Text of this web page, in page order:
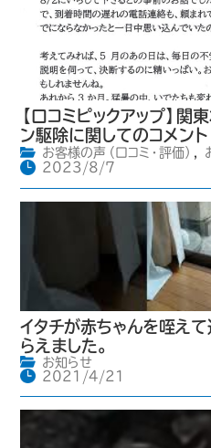
【口コミピックアップ】関
ン駆除に関してのコメント
お客様の声（口コミ・評価） ,
2023/8/7
イタチが赤ちゃんを咥え
らえました。
お知らせ
2021/4/21